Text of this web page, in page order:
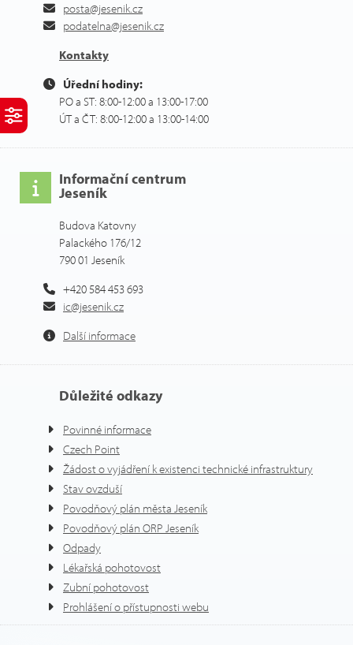
posta@jesenik.cz
podatelna@jesenik.cz
Kontakty
Úřední hodiny:
PO a ST: 8:00-12:00 a 13:00-17:00
ÚT a ČT: 8:00-12:00 a 13:00-14:00
Informační centrum
Jeseník
Budova Katovny
Palackého 176/12
790 01 Jeseník
+420 584 453 693
ic@jesenik.cz
Další informace
Důležité odkazy
Povinné informace
Czech Point
Žádost o vyjádření k existenci technické infrastruktury
Stav ovzduší
Povodňový plán města Jeseník
Povodňový plán ORP Jeseník
Odpady
Lékařská pohotovost
Zubní pohotovost
Prohlášení o přístupnosti webu